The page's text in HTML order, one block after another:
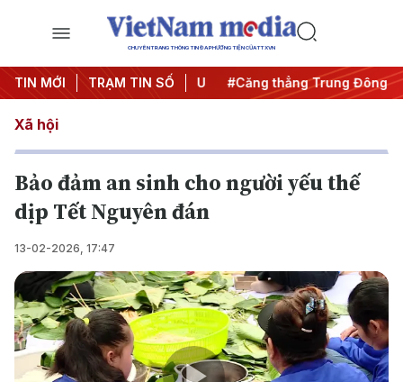
CHUYÊN TRANG THÔNG TIN ĐA PHƯƠNG TIỆN CỦA TTXVN
TIN MỚI TRẠM TIN SỐ
#Chống khai thác IUU #Căng thẳng Trung Đông
Xã hội
Bảo đảm an sinh cho người yếu thế
dịp Tết Nguyên đán
13-02-2026, 17:47